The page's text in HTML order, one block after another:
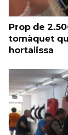
Prop de
tomàquet
hortalissa